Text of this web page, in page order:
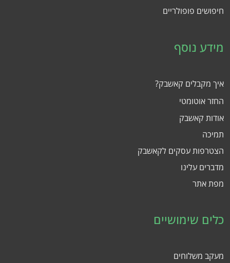
חיפושים פופולריים
מידע נוסף
איך מקבלים קאשבק?
החזר אוטומטי
אודות קאשבק
תמיכה
הצטרפות עסקים לקאשבק
מדברים עלינו
מפת אתר
כלים שימושיים
מעקב משלוחים